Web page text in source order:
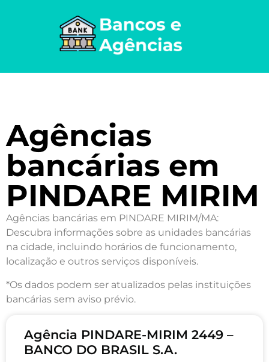
Agências
bancárias em
PINDARE MIRIM
Agências bancárias em PINDARE MIRIM/MA:
Descubra informações sobre as unidades bancárias
na cidade, incluindo horários de funcionamento,
localização e outros serviços disponíveis.
*Os dados podem ser atualizados pelas instituições
bancárias sem aviso prévio.
Agência PINDARE-MIRIM 2449 –
BANCO DO BRASIL S.A.